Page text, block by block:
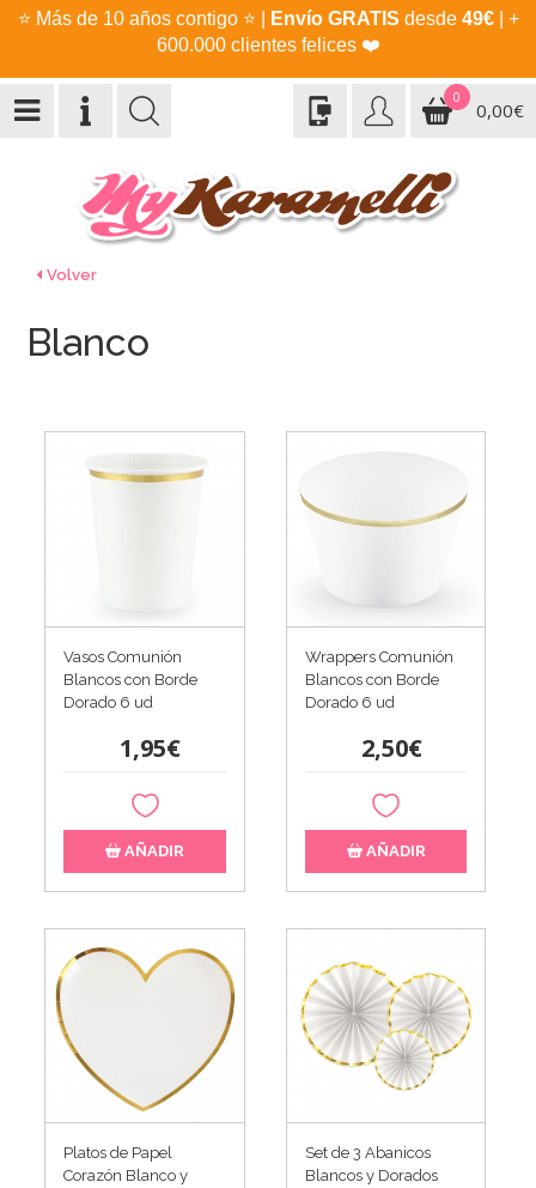
⭐ Más de 10 años contigo ⭐ Envío GRATIS desde 49€| +
600.000 clientes felices ❤️
0
0,00€
Volver
Blanco
Vasos Comunión
Blancos con Borde
Dorado 6 ud
1,95€
AÑADIR
Wrappers Comunión
Blancos con Borde
Dorado 6 ud
2,50€
AÑADIR
Platos de Papel
Corazón Blanco y
Set de 3 Abanicos
Blancos y Dorados